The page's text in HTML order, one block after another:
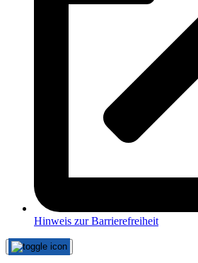
Hinweis zur Barrierefreiheit